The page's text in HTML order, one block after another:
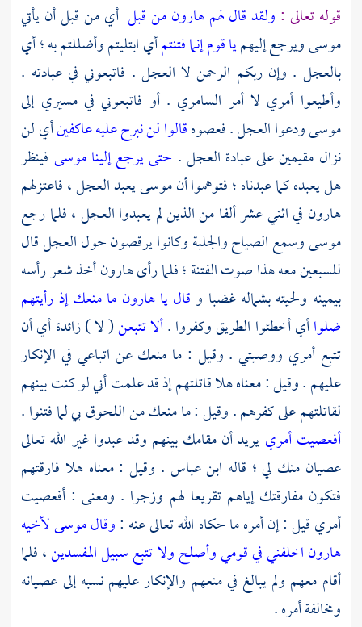
قوله تعالى : ولقد قال لهم هارون من قبل أي من قبل أن يأتي
موسىويرجع إليهميا قوم إنما فتنتمأي ابتليتم وأضللتم به ؛ أي
بالعجل . وإن ربكم الرحمن لا العجل . فاتبعوني في عبادته .
وأطيعوا أمري لا أمر السامري . أو فاتبعوني في مسيري إلى
موسىودعوا العجل . فعصوهقالوا لن نبرح عليه عاكفينأي لن
نزال مقيمين على عبادة العجل . حتى يرجع إلينا موسى فينظر
هل يعبده كما عبدناه ؛ فتوهموا أنموسىيعبد العجل ، فاعتزلهم
هارون في اثني عشر ألفا من الذين لم يعبدوا العجل ، فلما رجع
موسىوسمع الصياح والجلبة وكانوا يرقصون حول العجل قال
للسبعين معه هذا صوت الفتنة ؛ فلما رأىهارونأخذ شعر رأسه
بيمينه ولحيته بشماله غضبا وقال يا هارون ما منعك إذ رأيتهم
ضلواأي أخطئوا الطريق وكفروا .ألا تتبعن( لا ) زائدة أي أن
تتبع أمري ووصيتي . وقيل : ما منعك عن اتباعي في الإنكار
عليهم . وقيل : معناه هلا قاتلتهم إذ قد علمت أني لو كنت بينهم
لقاتلتهم على كفرهم . وقيل : ما منعك من اللحوق بي لما فتنوا .
أفعصيت أمري يريد أن مقامك بينهم وقد عبدوا غير الله تعالى
عصيان منك لي ؛ قاله ابن عباس . وقيل : معناه هلا فارقتهم
فتكون مفارقتك إياهم تقريعا لهم وزجرا . ومعنى : أفعصيت
أمري قيل : إن أمره ما حكاه الله تعالى عنه :وقال موسى لأخيه
هارون اخلفني في قومي وأصلح ولا تتبع سبيل المفسدين، فلما
أقام معهم ولم يبالغ في منعهم والإنكار عليهم نسبه إلى عصيانه
ومخالفة أمره .